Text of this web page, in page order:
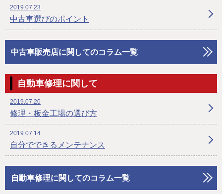
2019.07.23
中古車選びのポイント
中古車販売店に関してのコラム一覧
自動車修理に関して
2019.07.20
修理・板金工場の選び方
2019.07.14
自分でできるメンテナンス
自動車修理に関してのコラム一覧